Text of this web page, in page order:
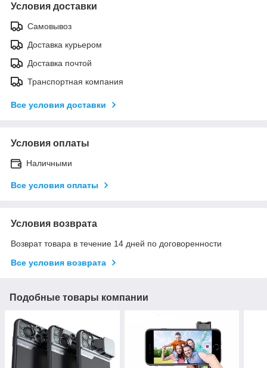
Условия доставки
Самовывоз
Доставка курьером
Доставка почтой
Транспортная компания
Все условия доставки
Условия оплаты
Наличными
Все условия оплаты
Условия возврата
Возврат товара в течение 14 дней по договоренности
Все условия возврата
Подобные товары компании